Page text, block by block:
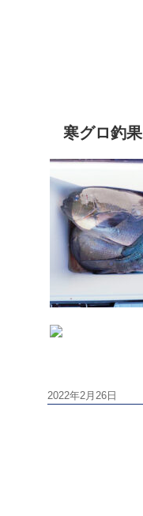
寒グロ釣果
投
2022年2月26日